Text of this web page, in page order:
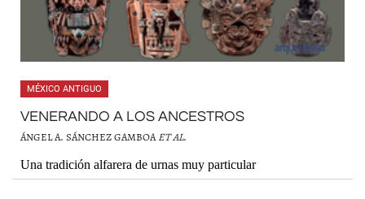
MÉXICO ANTIGUO
VENERANDO A LOS ANCESTROS
ÁNGEL A. SÁNCHEZ GAMBOAET AL.
Una tradición alfarera de urnas muy particular